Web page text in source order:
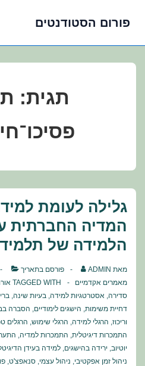
פורום הסטודנטים
תגית:
גלילה לעומת
המדיה החברתית
הלמידה של
מאת ADMIN פורסם בתאריך
מאמרים אקדמיים
TAGGED WITH
סדירה, אסטרטגיות למידה, בעיות שינה,
דחיית משימות, הישגים לימודיים, הסברה
וריכוז, הרגלי למידה, הרגלי שימוש, הרגלים
התמכרות דיגיטלית, התמכרות למדיה,
יוטיוב, ירידה בהישגים, למידה בעידן
ניהול זמן אפקטיבי, ניהול עצמי, סנאפצ'ט,